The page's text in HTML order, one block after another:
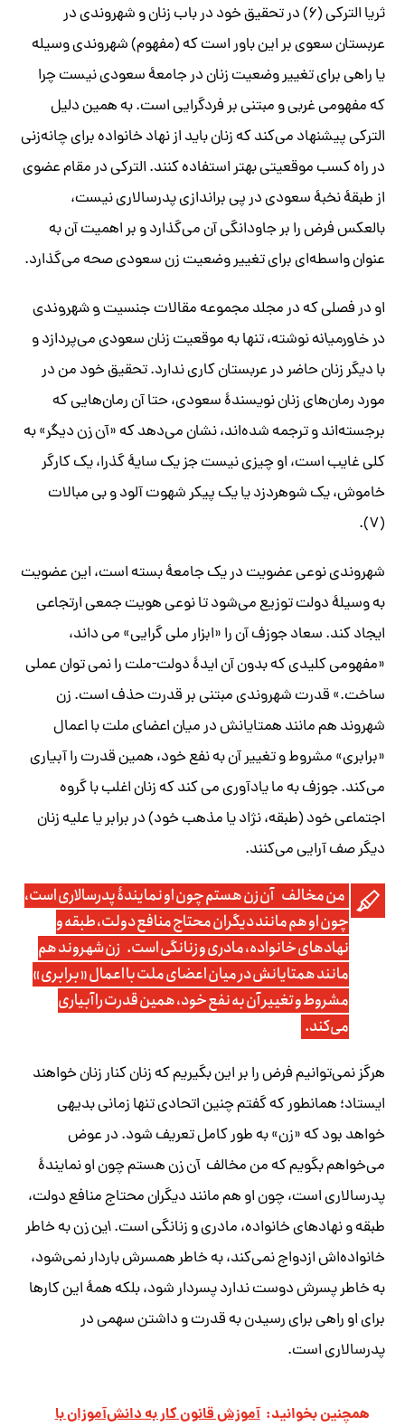
ثریا الترکی (۶) در تحقیق خود در باب زنان و شهروندی در
عربستان سعوی بر این باور است که (مفهوم) شهروندی وسیله
یا راهی برای تغییر وضعیت زنان در جامعۀ سعودی نیست چرا
که مفهومی غربی و مبتنی بر فردگرایی است. به همین دلیل
الترکی پیشنهاد می‌کند که زنان باید از نهاد خانواده برای چانه‌زنی
در راه کسب موقعیتی بهتر استفاده کنند. الترکی در مقام عضوی
از طبقۀ نخبۀ سعودی در پی براندازی پدرسالاری نیست،
بالعکس فرض را بر جاودانگی آن می‌گذارد و بر اهمیت آن به
عنوان واسطه‌ای برای تغییر وضعیت زن سعودی صحه می‌گذارد.
او در فصلی که در مجلد مجموعه مقالاتجنسیت و شهروندی
در خاورمیانهنوشته، تنها به موقعیت زنان سعودی می‌پردازد و
با دیگر زنان حاضر در عربستان کاری ندارد. تحقیق خود من در
مورد رمان‌های زنان نویسندۀ سعودی، حتا آن رمان‌هایی که
برجسته‌اند و ترجمه شده‌اند، نشان می‌دهد که «آن زن دیگر» به
کلی غایب است، او چیزی نیست جز یک سایۀ گذرا، یک کارگر
خاموش، یک شوهردزد یا یک پیکر شهوت آلود و بی مبالات
(۷).
شهروندی نوعی عضویت در یک جامعۀ بسته است، این عضویت
به وسیلۀ دولت توزیع می‌شود تا نوعی هویت جمعی ارتجاعی
ایجاد کند. سعاد جوزف آن را «ابزار ملی گرایی» می داند،
«مفهومی کلیدی که بدون آن ایدۀ دولت-ملت را نمی توان عملی
ساخت.» قدرت شهروندی مبتنی بر قدرت حذف است. زن
شهروند هم مانند همتایانش در میان اعضای ملت با اعمال
«برابری» مشروط و تغییر آن به نفع خود، همین قدرت را آبیاری
می‌کند. جوزف به ما یادآوری می کند که زنان اغلب با گروه
اجتماعی خود (طبقه، نژاد یا مذهب خود) در برابر یا علیه زنان
دیگر صف آرایی می‌کنند.
من مخالف آن زن هستم چون او نمایندۀ پدرسالاری است،
چون او هم مانند دیگران محتاج منافع دولت، طبقه و
نهادهای خانواده، مادری و زنانگی است. زن شهروند هم
مانند همتایانش در میان اعضای ملت با اعمال «برابری»
مشروط و تغییر آن به نفع خود، همین قدرت را آبیاری
می‌کند.
هرگز نمی‌توانیم فرض را بر این بگیریم که زنان کنار زنان خواهند
ایستاد؛ همانطور که گفتم چنین اتحادی تنها زمانی بدیهی
خواهد بود که «زن» به طور کامل تعریف شود. در عوض
می‌خواهم بگویم که من مخالفآن زنهستم چون او نمایندۀ
پدرسالاری است، چون او هم مانند دیگران محتاج منافع دولت،
طبقه و نهادهای خانواده، مادری و زنانگی است.این زنبه خاطر
خانواده‌اش ازدواج نمی‌کند، به خاطر همسرش باردار نمی‌شود،
به خاطر پسرش دوست ندارد پسردار شود، بلکه همۀ این کارها
برای او راهی برای رسیدن به قدرت و داشتن سهمی در
پدرسالاری است.
همچنین بخوانید: آموزش قانون کار به دانش‌آموزان با